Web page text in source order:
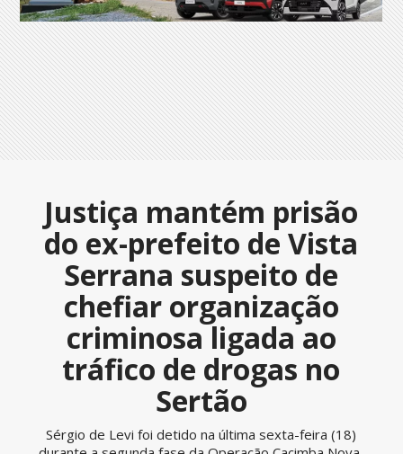
Justiça mantém prisão
do ex-prefeito de Vista
Serrana suspeito de
chefiar organização
criminosa ligada ao
tráfico de drogas no
Sertão
Sérgio de Levi foi detido na última sexta-feira (18)